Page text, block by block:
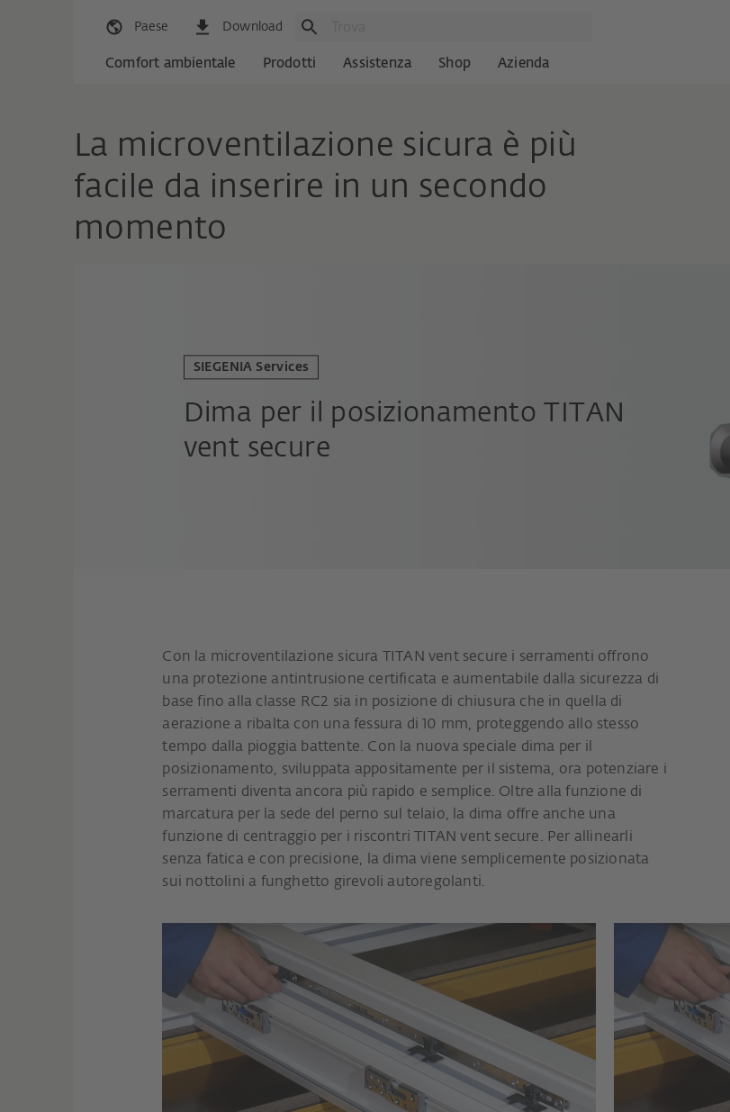
Paese Download
Comfort ambientale Prodotti Assistenza Shop Azienda
La microventilazione sicura è più
facile da inserire in un secondo
momento
SIEGENIA Services
Dima per il posizionamento TITAN
vent secure
Con la microventilazione sicura TITAN vent secure i serramenti offrono
una protezione antintrusione certificata e aumentabile dalla sicurezza di
base fino alla classe RC2 sia in posizione di chiusura che in quella di
aerazione a ribalta con una fessura di 10 mm, proteggendo allo stesso
tempo dalla pioggia battente. Con la nuova speciale dima per il
posizionamento, sviluppata appositamente per il sistema, ora potenziare i
serramenti diventa ancora più rapido e semplice. Oltre alla funzione di
marcatura per la sede del perno sul telaio, la dima offre anche una
funzione di centraggio per i riscontri TITAN vent secure. Per allinearli
senza fatica e con precisione, la dima viene semplicemente posizionata
sui nottolini a funghetto girevoli autoregolanti.